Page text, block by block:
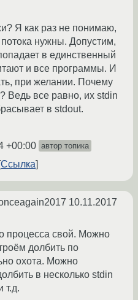
Я как раз не понимаю,
нужны. Допустим,
в единственный
и все программы. И
при желании. Почему
Ведь все равно, их stdin
в stdout.
+00:00 автор топика
Ссылка
10.11.2017
процесса свой. Можно
долбить по
охота. Можно
в несколько stdin
т.д.